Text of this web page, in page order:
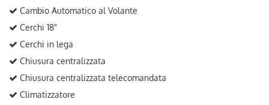
Cambio Automatico al Volante
Cerchi 18"
Cerchi in lega
Chiusura centralizzata
Chiusura centralizzata telecomandata
Climatizzatore